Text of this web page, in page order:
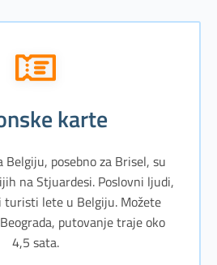
karte
posebno za Brisel, su
na Stjuardesi. Poslovni ljudi,
turisti lete u Belgiju. Možete
putovanje traje oko
4,5 sata.